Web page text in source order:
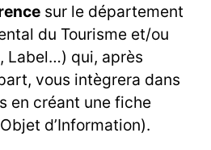
sur le département
du Tourisme et/ou
Label…) qui, après
vous intègrera dans
en créant une fiche
d’Information).